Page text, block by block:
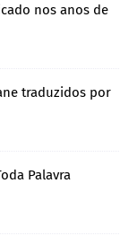
nos anos de
traduzidos por
Palavra